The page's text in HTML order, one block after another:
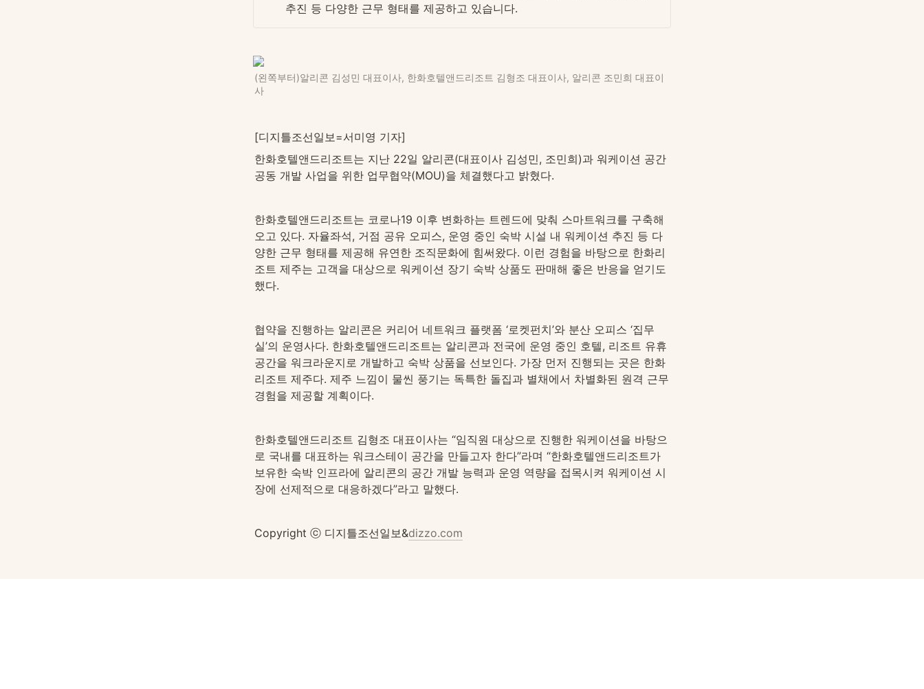
추진 등 다양한 근무 형태를 제공하고 있습니다.
(왼쪽부터)알리콘 김성민 대표이사, 한화호텔앤드리조트 김형조 대표이사, 알리콘 조민희 대표이
사
[디지틀조선일보=서미영 기자]
한화호텔앤드리조트는 지난 22일 알리콘(대표이사 김성민, 조민희)과 워케이션 공간
공동 개발 사업을 위한 업무협약(MOU)을 체결했다고 밝혔다.
한화호텔앤드리조트는 코로나19 이후 변화하는 트렌드에 맞춰 스마트워크를 구축해
오고 있다. 자율좌석, 거점 공유 오피스, 운영 중인 숙박 시설 내 워케이션 추진 등 다
양한 근무 형태를 제공해 유연한 조직문화에 힘써왔다. 이런 경험을 바탕으로 한화리
조트 제주는 고객을 대상으로 워케이션 장기 숙박 상품도 판매해 좋은 반응을 얻기도
했다.
협약을 진행하는 알리콘은 커리어 네트워크 플랫폼 ‘로켓펀치’와 분산 오피스 ‘집무
실’의 운영사다. 한화호텔앤드리조트는 알리콘과 전국에 운영 중인 호텔, 리조트 유휴
공간을 워크라운지로 개발하고 숙박 상품을 선보인다. 가장 먼저 진행되는 곳은 한화
리조트 제주다. 제주 느낌이 물씬 풍기는 독특한 돌집과 별채에서 차별화된 원격 근무
경험을 제공할 계획이다.
한화호텔앤드리조트 김형조 대표이사는 “임직원 대상으로 진행한 워케이션을 바탕으
로 국내를 대표하는 워크스테이 공간을 만들고자 한다”라며 “한화호텔앤드리조트가
보유한 숙박 인프라에 알리콘의 공간 개발 능력과 운영 역량을 접목시켜 워케이션 시
장에 선제적으로 대응하겠다”라고 말했다.
Copyright ⓒ 디지틀조선일보&dizzo.com